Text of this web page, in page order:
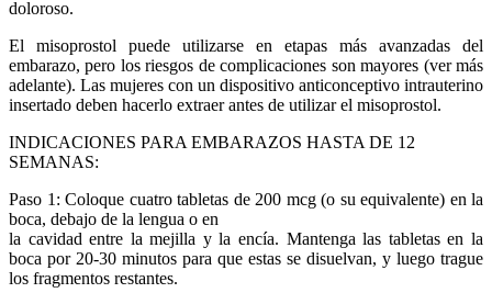
doloroso.
El misoprostol puede utilizarse en etapas más avanzadas del
embarazo, pero los riesgos de complicaciones son mayores (ver más
adelante). Las mujeres con un dispositivo anticonceptivo intrauterino
insertado deben hacerlo extraer antes de utilizar el misoprostol.
INDICACIONES PARA EMBARAZOS HASTA DE 12
SEMANAS:
Paso 1: Coloque cuatro tabletas de 200 mcg (o su equivalente) en la
boca, debajo de la lengua o en
la cavidad entre la mejilla y la encía. Mantenga las tabletas en la
boca por 20-30 minutos para que estas se disuelvan, y luego trague
los fragmentos restantes.